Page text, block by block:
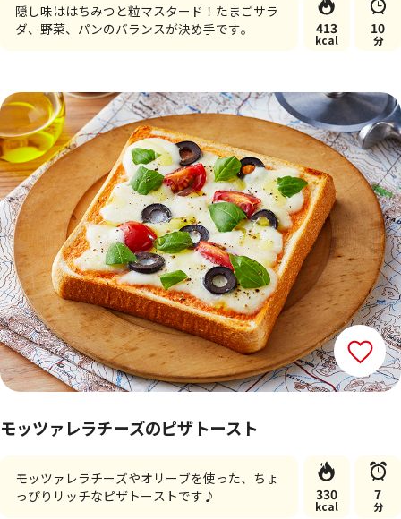
隠し味ははちみつと粒マスタード！たまごサラ
ダ、野菜、パンのバランスが決め手です。
413
kcal
10
分
モッツァレラチーズのピザトースト
モッツァレラチーズやオリーブを使った、ちょ
っぴりリッチなピザトーストです♪
330
kcal
7
分